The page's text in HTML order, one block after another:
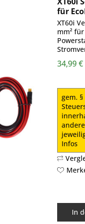
für
XT60i
mm²
34,99
gem. §
Infos
In